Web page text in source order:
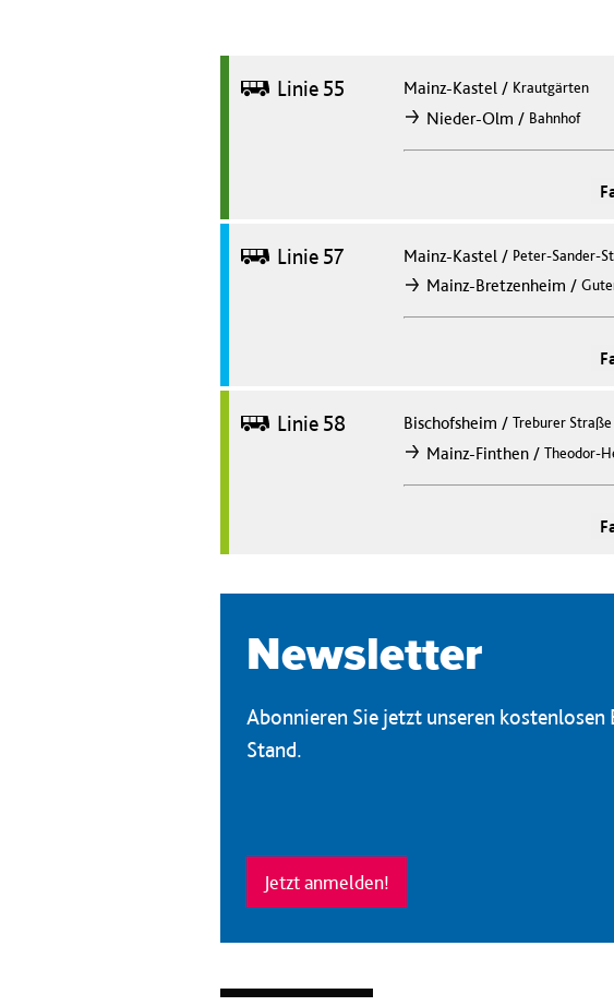
Bus Linie 55 Mainz-Kastel / Krautgärten
nachNieder-Olm / Bahnhof
Bus Linie 57 Mainz-Kastel / Peter-Sander-
nachMainz-Bretzenheim /
Bus Linie 58 Bischofsheim / Treburer Straße
nachMainz-Finthen / Theodor-
Newsletter
Abonnieren Sie jetzt unseren
Stand.
Jetzt anmelden!